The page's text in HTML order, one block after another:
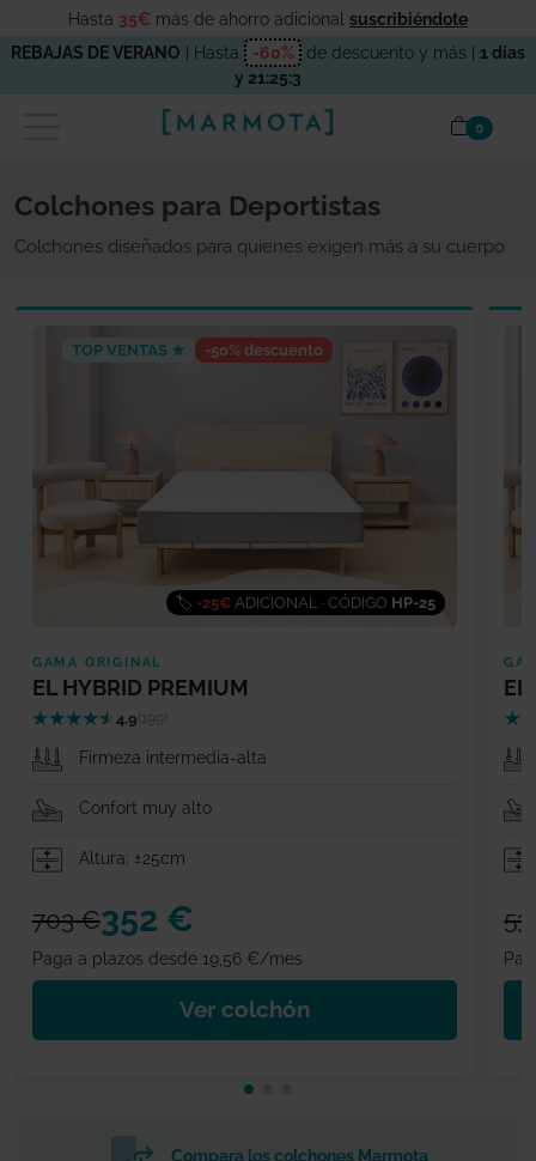
Hasta 35€ más de ahorro adicional suscribiéndote
REBAJAS DE VERANO | Hasta -60% de descuento y más | 1 días
y 21:25:3
0items
Colchones para Deportistas
Colchones diseñados para quienes exigen más a su cuerpo
TOP VENTAS ★ -50% descuento
🏷️ -25€ADICIONAL · CÓDIGO HP-25
GAMA ORIGINAL
EL HYBRID PREMIUM
4.9 (199)
Firmeza intermedia-alta
Confort muy alto
Altura: ±25cm
703 €352 €
Paga a plazos desde 19,56 €/mes
Ver colchón
EL
Compara los colchones Marmota